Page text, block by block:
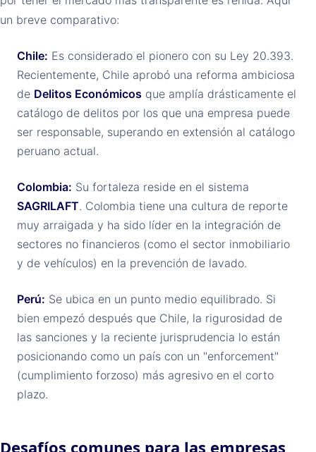
un breve comparativo:
Chile: Es considerado el pionero con su Ley 20.393.
Recientemente, Chile aprobó una reforma ambiciosa
de Delitos Económicos que amplía drásticamente el
catálogo de delitos por los que una empresa puede
ser responsable, superando en extensión al catálogo
peruano actual.
Colombia: Su fortaleza reside en el sistema
SAGRILAFT. Colombia tiene una cultura de reporte
muy arraigada y ha sido líder en la integración de
sectores no financieros (como el sector inmobiliario
y de vehículos) en la prevención de lavado.
Perú: Se ubica en un punto medio equilibrado. Si
bien empezó después que Chile, la rigurosidad de
las sanciones y la reciente jurisprudencia lo están
posicionando como un país con un "enforcement"
(cumplimiento forzoso) más agresivo en el corto
plazo.
Desafíos comunes para las empresas